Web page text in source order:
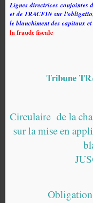
Lignes directrices conjointes
et de TRACFIN sur
le blanchiment des capitaux
la fraude fiscale
Tribune
Circulaire de la
sur la mise en